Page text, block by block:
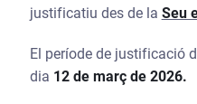
justificatiu des de la Seu
El període de justificació
dia 12 de març de 2026.